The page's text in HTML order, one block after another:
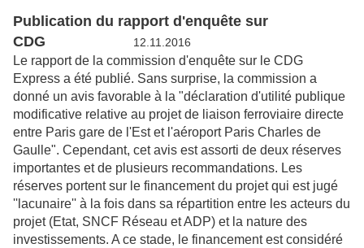
Publication du rapport d'enquête sur
CDG
12.11.2016
Le rapport de la commission d'enquête sur le CDG
Express a été publié. Sans surprise, la commission a
donné un avis favorable à la "déclaration d'utilité publique
modificative relative au projet de liaison ferroviaire directe
entre Paris gare de l'Est et l'aéroport Paris Charles de
Gaulle". Cependant, cet avis est assorti de deux réserves
importantes et de plusieurs recommandations. Les
réserves portent sur le financement du projet qui est jugé
''lacunaire'' à la fois dans sa répartition entre les acteurs du
projet (Etat, SNCF Réseau et ADP) et la nature des
investissements. A ce stade, le financement est considéré